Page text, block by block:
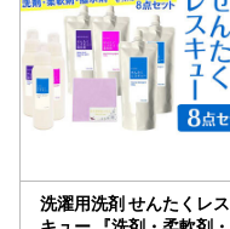
洗濯用洗剤 せんたくレス